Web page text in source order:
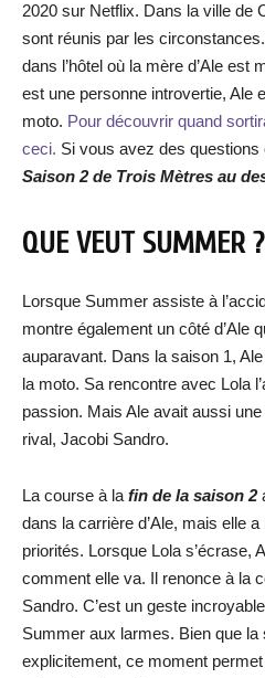
2020 sur Netflix. Dans la ville de
sont réunis par les
dans l’hôtel où la mère d’Ale est
est une personne introvertie, Ale
moto. Pour découvrir quand
ceci. Si vous avez des questions
Saison 2 de Trois Mètres au
QUE VEUT SUMMER ?
Lorsque Summer assiste à
montre également un côté d’Ale
auparavant. Dans la saison 1,
la moto. Sa rencontre avec Lola
passion. Mais Ale avait aussi
rival, Jacobi Sandro.
La course à la fin de la saison 2
dans la carrière d’Ale, mais elle
priorités. Lorsque Lola s’écrase,
comment elle va. Il renonce à la
Sandro. C’est un geste
Summer aux larmes. Bien que la
explicitement, ce moment